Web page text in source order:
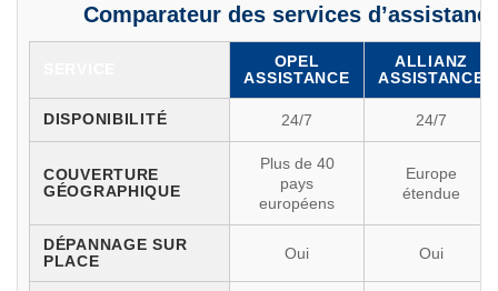
Comparateur des services
OPEL
ASSISTANCE
ALLIANZ
ASSISTANCE
DISPONIBILITÉ 24/7 24/7
COUVERTURE
GÉOGRAPHIQUE
Plus de 40
pays
européens
Europe
étendue
DÉPANNAGE SUR
PLACE
Oui Oui